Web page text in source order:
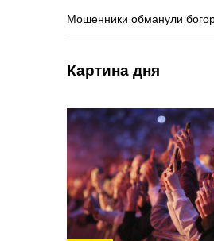
Мошенники обманули
Картина дня